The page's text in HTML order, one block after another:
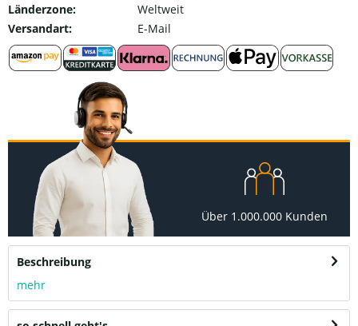
Länderzone:
Weltweit
Versandart:
E-Mail
Über 1.000.000 Kunden
Beschreibung
mehr